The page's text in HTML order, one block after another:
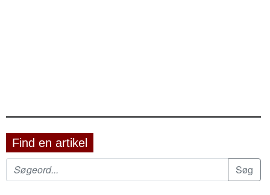
Find en artikel